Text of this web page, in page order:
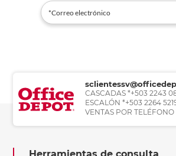
CASCADAS *+503 2243
ESCALÓN *+503 2264
VENTAS POR TELÉFONO